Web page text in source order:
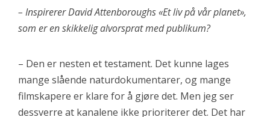
– Inspirerer David Attenboroughs «Et liv på vår planet»,
som er en skikkelig alvorsprat med publikum?
– Den er nesten et testament. Det kunne lages
mange slående naturdokumentarer, og mange
filmskapere er klare for å gjøre det. Men jeg ser
dessverre at kanalene ikke prioriterer det. Det har